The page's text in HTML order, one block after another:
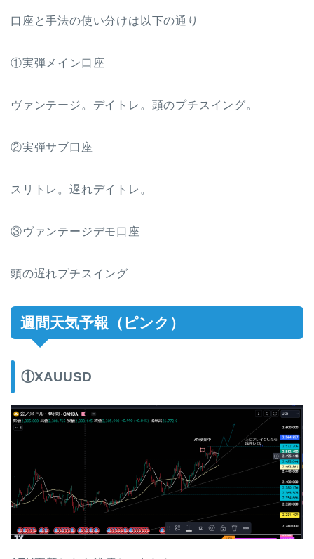
口座と手法の使い分けは以下の通り
①実弾メイン口座
ヴァンテージ。デイトレ。頭のプチスイング。
②実弾サブ口座
スリトレ。遅れデイトレ。
③ヴァンテージデモ口座
頭の遅れプチスイング
週間天気予報（ピンク）
①XAUUSD